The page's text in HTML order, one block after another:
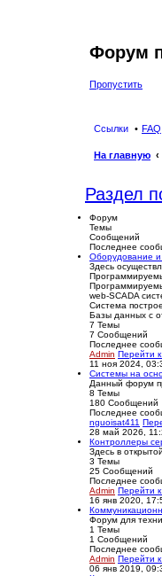
Форум
Пропустить
Ссылки FAQ
На главную
Раздел
Форум
Темы
Сообщений
Последнее
Оборудование
Здесь
web-SCADA
Система
Базы данных с
7 Темы
7 Сообщений
Последнее
Admin Перейти
11 ноя 2024,
Системы на
Данный форум
8 Темы
180 Сообщений
Последнее
nguoisat411
28 май 2026,
Контроллеры
Здесь в
3 Темы
25 Сообщений
Последнее
Admin Перейти
16 янв 2020,
Форум для
1 Темы
1 Сообщений
Последнее
Admin Перейти
06 янв 2019,